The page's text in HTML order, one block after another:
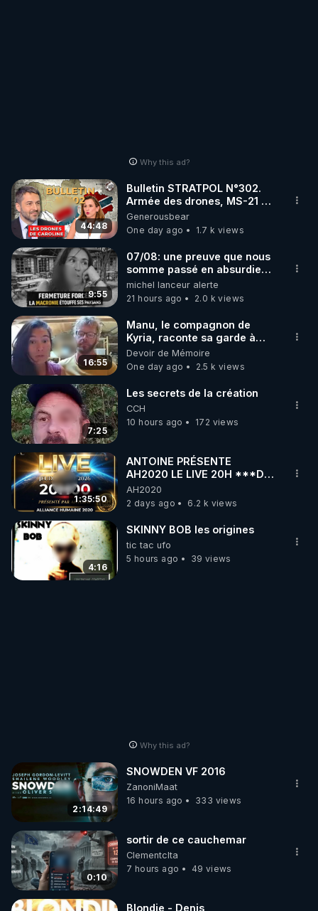
Why this ad?
44:48
Bulletin STRATPOL N°302.
Armée des drones, MS-21 en
série, missiles coréens.
07.08.2026.
Generousbear
One day ago
1.7 k views
9:55
07/08: une preuve que nous
somme passé en absurdie
une dictature qui veut faire
taire ses opposant !
michel lanceur alerte
21 hours ago
2.0 k views
16:55
Manu, le compagnon de
Kyria, raconte sa garde à
vue musclée. PARTAGEZ!
Devoir de Mémoire
One day ago
2.5 k views
7:25
Les secrets de la création
CCH
10 hours ago
172 views
1:35:50
ANTOINE PRÉSENTE
AH2020 LE LIVE 20H ***DU
06/08/2026***
AH2020
2 days ago
6.2 k views
4:16
SKINNY BOB les origines
tic tac ufo
5 hours ago
39 views
Why this ad?
2:14:49
SNOWDEN VF 2016
ZanoniMaat
16 hours ago
333 views
0:10
sortir de ce cauchemar
Clementclta
7 hours ago
49 views
Blondie - Denis